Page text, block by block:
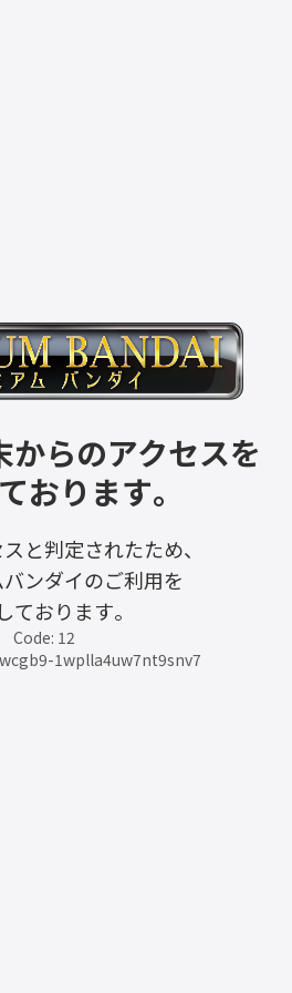
からのアクセスを
おります。
と判定されたため、
ンダイのご利用を
ております。
Code: 12
1wplla4uw7nt9snv7